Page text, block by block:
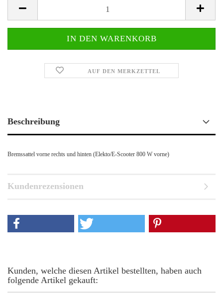
AUF DEN MERKZETTEL
Beschreibung
Bremssattel vorne rechts und hinten (Elekto/E-Scooter 800 W vorne)
Kundenrezensionen
Kunden, welche diesen Artikel bestellten, haben auch
folgende Artikel gekauft: